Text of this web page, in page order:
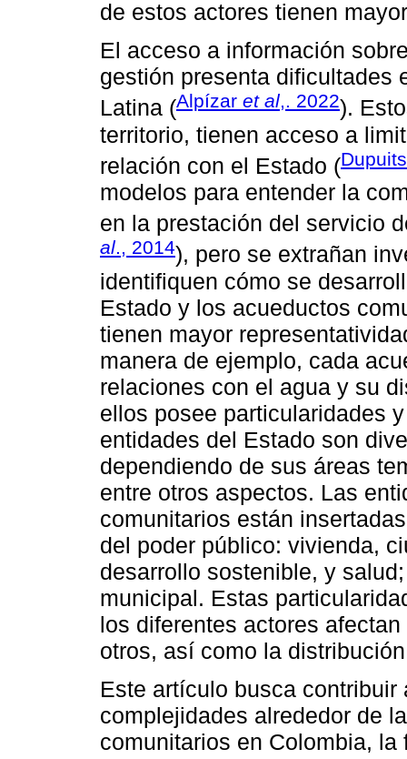
de estos actores tienen
El acceso a información
gestión presenta dificultades
Latina (Alpízar et al,. 2022).
territorio, tienen acceso a
relación con el Estado (
modelos para entender la
en la prestación del servicio
al., 2014), pero se extrañan
identifiquen cómo se
Estado y los acueductos
tienen mayor
manera de ejemplo, cada
relaciones con el agua y su
ellos posee particularidades
entidades del Estado son
dependiendo de sus áreas
entre otros aspectos. Las
comunitarios están
del poder público: vivienda,
desarrollo sostenible, y
municipal. Estas
los diferentes actores
otros, así como la
Este artículo busca
complejidades alrededor de
comunitarios en Colombia,